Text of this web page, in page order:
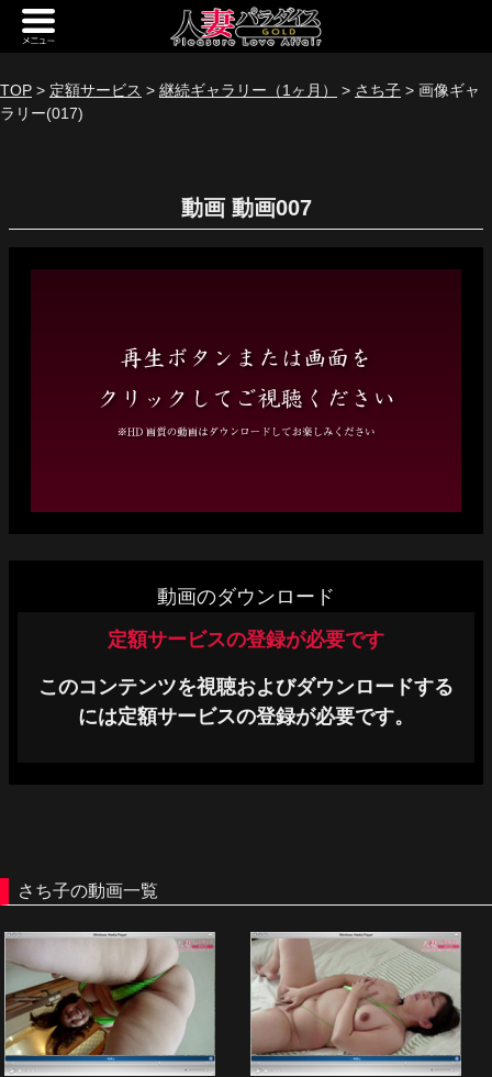
新規会員登録 ログイン
[定額] メインギャラリー
[定額] 人妻楽園ギャラリー
[定額] 継続1カ月ギャラリー
[定額] 継続3カ月ギャラリー
[定額] 継続6カ月ギャラリー
TOP > 定額サービス > 継続ギャラリー（1ヶ月） > さち子 > 画像ギャ
ラリー(017)
動画
動画のダウンロード
定額サービスの登録が必要です
このコンテンツを視聴およびダウンロードする
には定額サービスの登録が必要です。
さち子の動画一覧